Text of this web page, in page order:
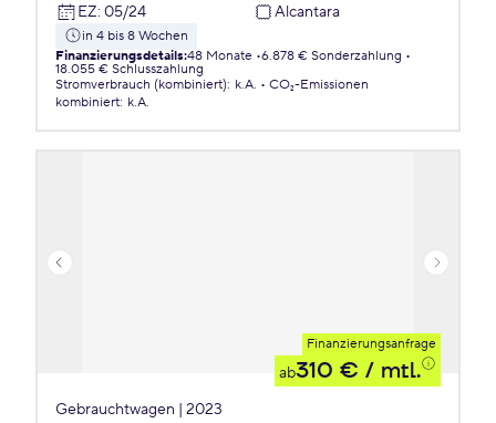
EZ: 05/24 Alcantara
in 4 bis 8 Wochen
Finanzierungsdetails:48 Monate 6.878 € Sonderzahlung
18.055 € Schlusszahlung
Stromverbrauch (kombiniert): k.A.
CO₂-Emissionen
kombiniert: k.A.
Finanzierungsanfrage
ab310 € / mtl.
Gebrauchtwagen | 2023